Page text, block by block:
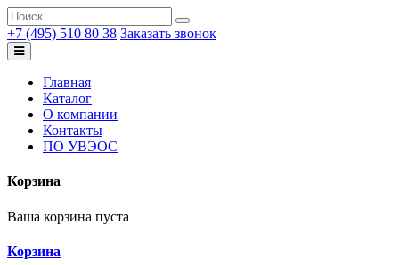
+7 (495) 510 80 38 Заказать звонок
Главная
Каталог
О компании
Контакты
ПО УВЭОС
Корзина
Ваша корзина пуста
Корзина